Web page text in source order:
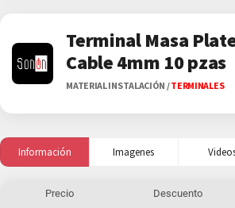
Terminal Masa
Cable 4mm 10 pzas
MATERIAL INSTALACIÓN /TERMINALES
Información Imagenes
Precio Descuento